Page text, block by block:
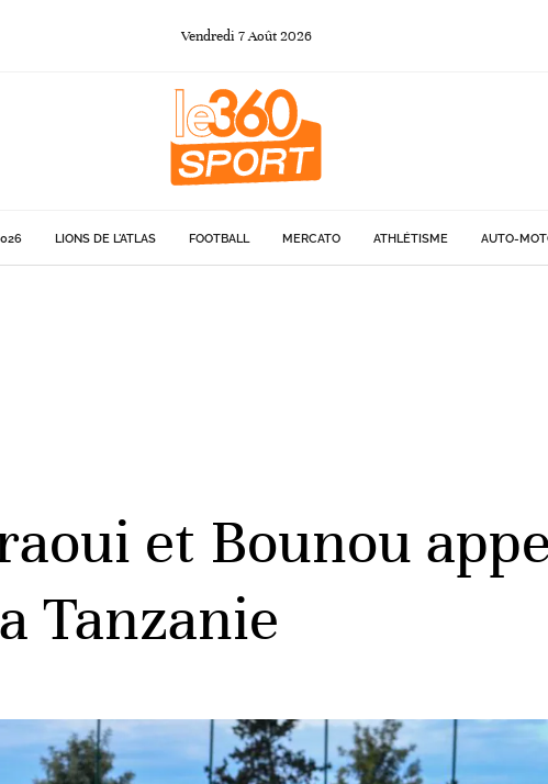
Vendredi 7Août 2026
LIONS DE L'ATLAS FOOTBALL MERCATO ATHLÉTISME AUTO-
et Bounou
Tanzanie